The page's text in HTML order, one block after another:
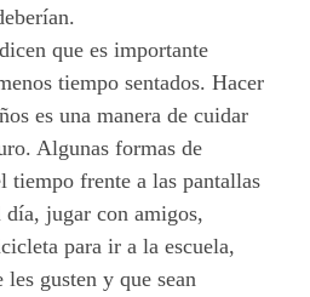
que es importante
tiempo sentados. Hacer
es una manera de cuidar
Algunas formas de
frente a las pantallas
día, jugar con amigos,
para ir a la escuela,
gusten y que sean